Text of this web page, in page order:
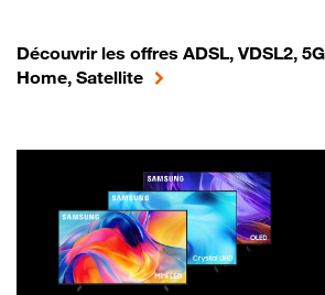
Découvrir les offres ADSL, VDSL2,
Home, Satellite